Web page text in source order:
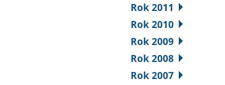
Rok 2011
Rok 2010
Rok 2009
Rok 2008
Rok 2007